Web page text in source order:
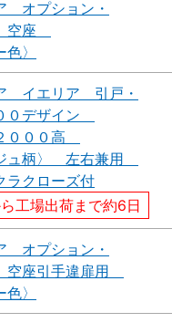
オプション・
空座
〉
イエリア 引戸・
デザイン
０００高
ュ柄〉 左右兼用
クローズ付
工場出荷まで約6日
オプション・
座引手違扉用
〉